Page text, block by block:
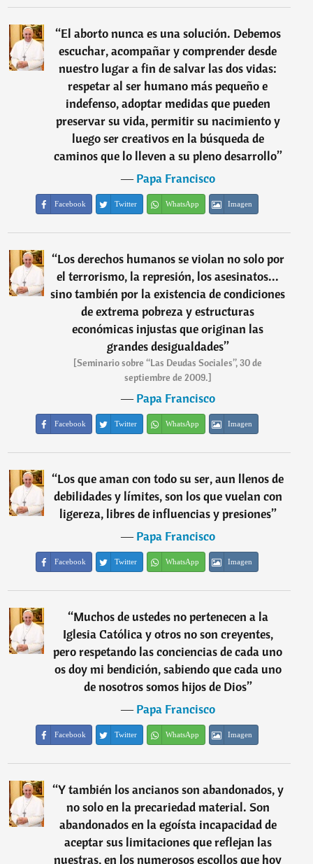
“El aborto nunca es una solución. Debemos
escuchar, acompañar y comprender desde
nuestro lugar a fin de salvar las dos vidas:
respetar al ser humano más pequeño e
indefenso, adoptar medidas que pueden
preservar su vida, permitir su nacimiento y
luego ser creativos en la búsqueda de
caminos que lo lleven a su pleno desarrollo”
―Papa Francisco
Facebook Twitter WhatsApp Imagen
“Los derechos humanos se violan no solo por
el terrorismo, la represión, los asesinatos...
sino también por la existencia de condiciones
de extrema pobreza y estructuras
económicas injustas que originan las
grandes desigualdades”
[Seminario sobre “Las Deudas Sociales”, 30 de
septiembre de 2009.]
―Papa Francisco
Facebook Twitter WhatsApp Imagen
“Los que aman con todo su ser, aun llenos de
debilidades y límites, son los que vuelan con
ligereza, libres de influencias y presiones”
―Papa Francisco
Facebook Twitter WhatsApp Imagen
“Muchos de ustedes no pertenecen a la
Iglesia Católica y otros no son creyentes,
pero respetando las conciencias de cada uno
os doy mi bendición, sabiendo que cada uno
de nosotros somos hijos de Dios”
―Papa Francisco
Facebook Twitter WhatsApp Imagen
“Y también los ancianos son abandonados, y
no solo en la precariedad material. Son
abandonados en la egoísta incapacidad de
aceptar sus limitaciones que reflejan las
nuestras, en los numerosos escollos que hoy